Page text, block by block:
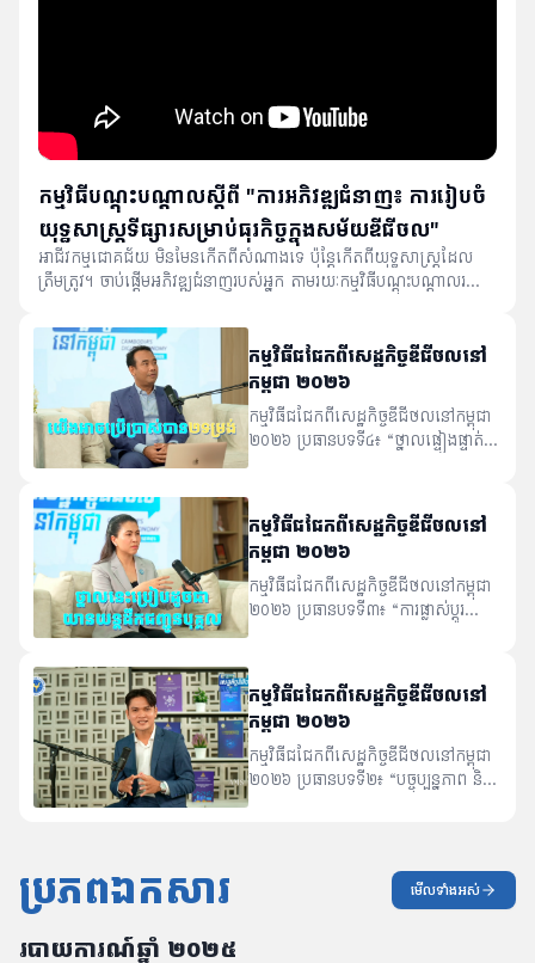
កម្មវិធីបណ្ដុះបណ្ដាលស្ដីពី "ការអភិវឌ្ឍជំនាញ៖ ការរៀបចំ
យុទ្ធសាស្ត្រទីផ្សារសម្រាប់ធុរកិច្ចក្នុងសម័យឌីជីថល"
អាជីវកម្មជោគជ័យ មិនមែនកើតពីសំណាងទេ ប៉ុន្តែកើតពីយុទ្ធសាស្ត្រដែល
ត្រឹមត្រូវ។ ចាប់ផ្តើមអភិវឌ្ឍជំនាញរបស់អ្នក តាមរយៈកម្មវិធីបណ្ដុះបណ្ដាលរយៈ
ជំរុញការរីកចម្រើនអាជីវកម្មរបស់អ្នក។
កម្មវិធីជជែកពីសេដ្ឋកិច្ចឌីជីថលនៅ
កម្ពុជា ២០២៦
កម្មវិធីជជែកពីសេដ្ឋកិច្ចឌីជីថលនៅកម្ពុជា
២០២៦ ប្រធានបទទី៤៖ “ថ្នាលផ្ទៀងផ្ទាត់
ក្នុងការផ្ទៀងផ្ទាត់ឯកសារ” វាគ្មិនកិត្តិយស៖
ឯកឧត្តម ជា សេរីវឌ្ឍ អគ្គលេខាធិការ នៃ
អគ្គលេខាធិការដ្ឋានគណៈកម្មាធិការ
រដ្ឋាភិបាលឌីជីថល។
កម្មវិធីជជែកពីសេដ្ឋកិច្ចឌីជីថលនៅ
កម្ពុជា ២០២៦
កម្មវិធីជជែកពីសេដ្ឋកិច្ចឌីជីថលនៅកម្ពុជា
២០២៦ ប្រធានបទទី៣៖ “ការផ្លាស់ប្តូរ
ការរក្សាការសម្ងាត់ សុចរិតភាព និង អន្តរ
ប្រតិបត្តិការនៃទិន្នន័យរវាង ភាគីដែលធ្វើការ
ផ្លាស់ប្តូរទិន្នន័យ” វាគ្មិនកិត្តិយស៖ លោក
ស្រី ហ៊ាន ឡូរីដានាយករង មជ្ឈមណ្ឌល
បណ្តុះធុរកិច្ចថ្មី “តេជោ”។
កម្មវិធីជជែកពីសេដ្ឋកិច្ចឌីជីថលនៅ
កម្ពុជា ២០២៦
កម្មវិធីជជែកពីសេដ្ឋកិច្ចឌីជីថលនៅកម្ពុជា
២០២៦ ប្រធានបទទី២៖ “បច្ចុប្បន្នភាព និង
ដ្ឋាន បច្ចេកវិទ្យាឌីជីថល និងផ្សព្វផ្សាយ
ប្រភពឯកសារ មើលទាំងអស់
អនុក្រឹត្យលេខ ២៨៩អនក្របក